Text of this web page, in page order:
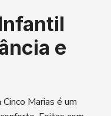
e
Marias é um